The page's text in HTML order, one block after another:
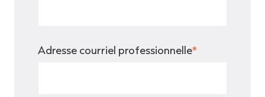
Adresse courriel professionnelle*